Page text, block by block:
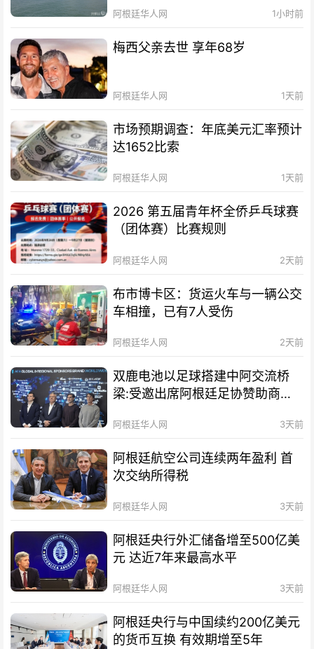
阿根廷华人网 1小时前
梅西父亲去世 享年68岁
阿根廷华人网 1天前
市场预期调查：年底美元汇率预计
达1652比索
阿根廷华人网 1天前
2026 第五届青年杯全侨乒乓球赛
（团体赛）比赛规则
阿根廷华人网 2天前
布市博卡区：货运火车与一辆公交
车相撞，已有7人受伤
阿根廷华人网 2天前
双鹿电池以足球搭建中阿交流桥
梁:受邀出席阿根廷足协赞助商招
阿根廷华人网 3天前
阿根廷航空公司连续两年盈利 首
次交纳所得税
阿根廷华人网 3天前
阿根廷央行外汇储备增至500亿美
元 达近7年来最高水平
阿根廷华人网 3天前
阿根廷央行与中国续约200亿美元
的货币互换 有效期增至5年